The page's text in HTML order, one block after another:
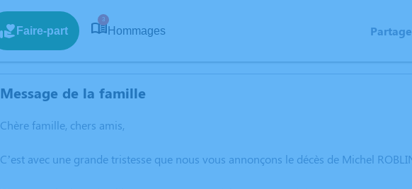
Faire-part
3
Hommages
Message de la famille
Chère famille, chers amis,
C’est avec une grande tristesse que nous vous annonçons le décès de Michel